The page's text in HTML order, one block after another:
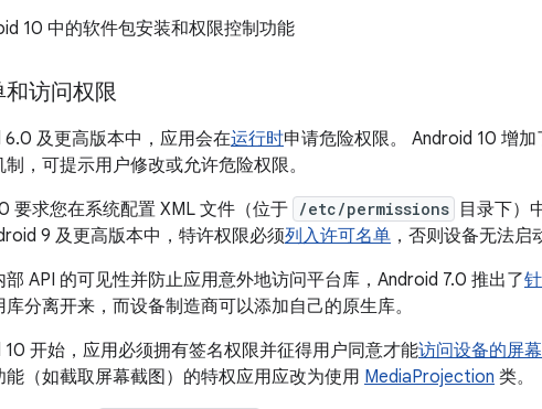
10 中的软件包安装和权限控制功能
访问权限
6.0 及更高版本中，应用会在运行时申请危险权限。 Android 10 增
，可提示用户修改或允许危险权限。
要求您在系统配置 XML 文件（位于 /etc/permissions
目录下）
9 及更高版本中，特许权限必须列入许可名单 ，否则设备无法启
部 API 的可见性并防止应用意外地访问平台库，Android 7.0 推出了
分离开来，而设备制造商可以添加自己的原生库。
10 开始，应用必须拥有签名权限并征得用户同意才能访问设备的屏
能（如截取屏幕截图）的特权应用应改为使用 MediaProjection 类。